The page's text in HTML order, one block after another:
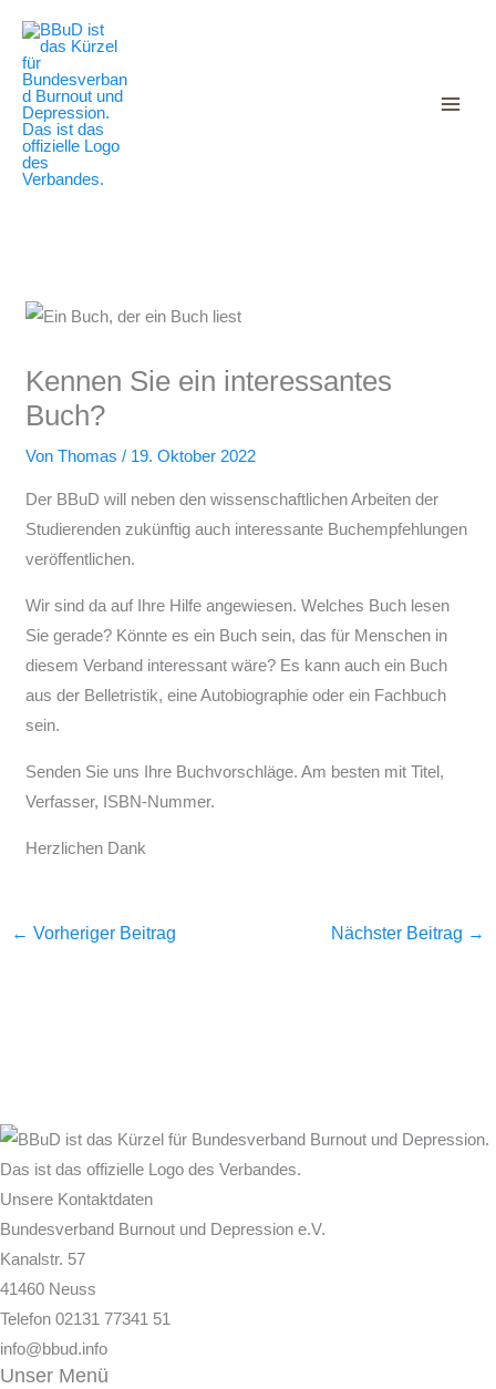
Inhalt
springen
Kennen Sie ein interessantes
Buch?
VonThomas/ 19. Oktober 2022
Der BBuD will neben den wissenschaftlichen Arbeiten der
Studierenden zukünftig auch interessante Buchempfehlungen
veröffentlichen.
Wir sind da auf Ihre Hilfe angewiesen. Welches Buch lesen
Sie gerade? Könnte es ein Buch sein, das für Menschen in
diesem Verband interessant wäre? Es kann auch ein Buch
aus der Belletristik, eine Autobiographie oder ein Fachbuch
sein.
Senden Sie uns Ihre Buchvorschläge. Am besten mit Titel,
Verfasser, ISBN-Nummer.
Herzlichen Dank
← Vorheriger Beitrag Nächster Beitrag →
Unsere Kontaktdaten
Bundesverband Burnout und Depression e.V.
Kanalstr. 57
41460 Neuss
Telefon 02131 77341 51
info@bbud.info
Unser Menü